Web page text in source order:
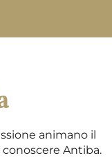
animano il
Antiba.